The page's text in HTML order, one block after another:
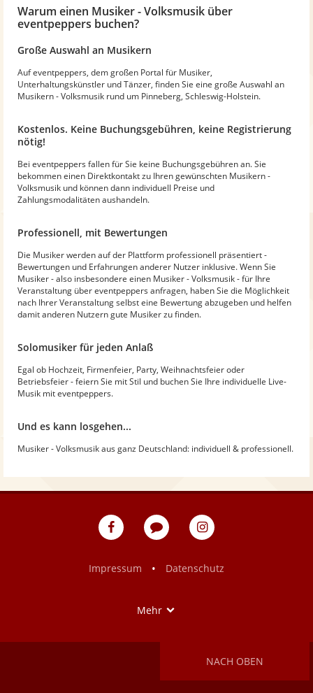
Warum einen Musiker - Volksmusik über
eventpeppers buchen?
Große Auswahl an Musikern
Auf eventpeppers, dem großen Portal für Musiker,
Unterhaltungskünstler und Tänzer, finden Sie eine große Auswahl an
Musikern - Volksmusik rund um Pinneberg, Schleswig-Holstein.
Kostenlos. Keine Buchungsgebühren, keine Registrierung
nötig!
Bei eventpeppers fallen für Sie keine Buchungsgebühren an. Sie
bekommen einen Direktkontakt zu Ihren gewünschten Musikern -
Volksmusik und können dann individuell Preise und
Zahlungsmodalitäten aushandeln.
Professionell, mit Bewertungen
Die Musiker werden auf der Plattform professionell präsentiert -
Bewertungen und Erfahrungen anderer Nutzer inklusive. Wenn Sie
Musiker - also insbesondere einen Musiker - Volksmusik - für Ihre
Veranstaltung über eventpeppers anfragen, haben Sie die Möglichkeit
nach Ihrer Veranstaltung selbst eine Bewertung abzugeben und helfen
damit anderen Nutzern gute Musiker zu finden.
Solomusiker für jeden Anlaß
Egal ob Hochzeit, Firmenfeier, Party, Weihnachtsfeier oder
Betriebsfeier - feiern Sie mit Stil und buchen Sie Ihre individuelle Live-
Musik mit eventpeppers.
Und es kann losgehen...
Musiker - Volksmusik aus ganz Deutschland: individuell & professionell.
eventpeppers
Blog
eventpeppers
Impressum
• Datenschutz
Mehr
NACH OBEN